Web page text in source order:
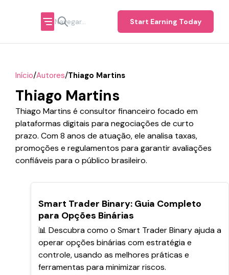
Start Earning Today
Início/Autores/Thiago Martins
Thiago Martins
Thiago Martins é consultor financeiro focado em
plataformas digitais para negociações de curto
prazo. Com 8 anos de atuação, ele analisa taxas,
promoções e regulamentos para garantir avaliações
confiáveis para o público brasileiro.
POPULARES
Smart Trader Binary: Guia Completo
para Opções Binárias
📊 Descubra como o Smart Trader Binary ajuda a
operar opções binárias com estratégia e
controle, usando as melhores práticas e
ferramentas para minimizar riscos.